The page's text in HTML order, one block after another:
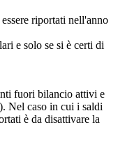
riportati nell'anno
e solo se si è certi di
fuori bilancio attivi e
Nel caso in cui i saldi
è da disattivare la